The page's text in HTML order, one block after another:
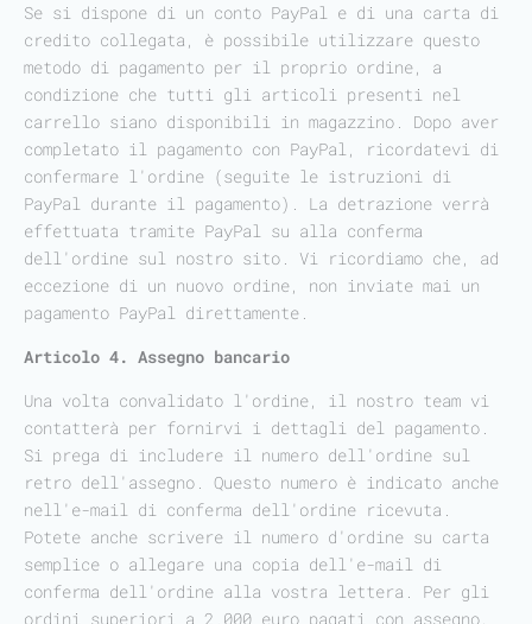
Se si dispone di un conto PayPal e di una carta di
credito collegata, è possibile utilizzare questo
metodo di pagamento per il proprio ordine, a
condizione che tutti gli articoli presenti nel
carrello siano disponibili in magazzino. Dopo aver
completato il pagamento con PayPal, ricordatevi di
confermare l'ordine (seguite le istruzioni di
PayPal durante il pagamento). La detrazione verrà
effettuata tramite PayPal su alla conferma
dell'ordine sul nostro sito. Vi ricordiamo che, ad
eccezione di un nuovo ordine, non inviate mai un
pagamento PayPal direttamente.
Articolo 4. Assegno bancario
Una volta convalidato l'ordine, il nostro team vi
contatterà per fornirvi i dettagli del pagamento.
Si prega di includere il numero dell'ordine sul
retro dell'assegno. Questo numero è indicato anche
nell'e-mail di conferma dell'ordine ricevuta.
Potete anche scrivere il numero d'ordine su carta
semplice o allegare una copia dell'e-mail di
conferma dell'ordine alla vostra lettera. Per gli
ordini superiori a 2.000 euro pagati con assegno,